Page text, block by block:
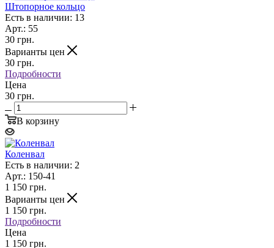
Штопорное кольцо
Есть в наличии: 13
Арт.: 55
30 грн.
Варианты цен
30 грн.
Подробности
Цена
30 грн.
В корзину
Коленвал
Есть в наличии: 2
Арт.: 150-41
1 150 грн.
Варианты цен
1 150 грн.
Подробности
Цена
1 150 грн.